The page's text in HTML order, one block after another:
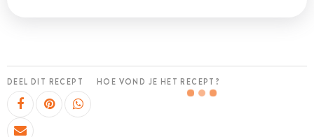
DEEL DIT RECEPT HOE VOND JE HET RECEPT?